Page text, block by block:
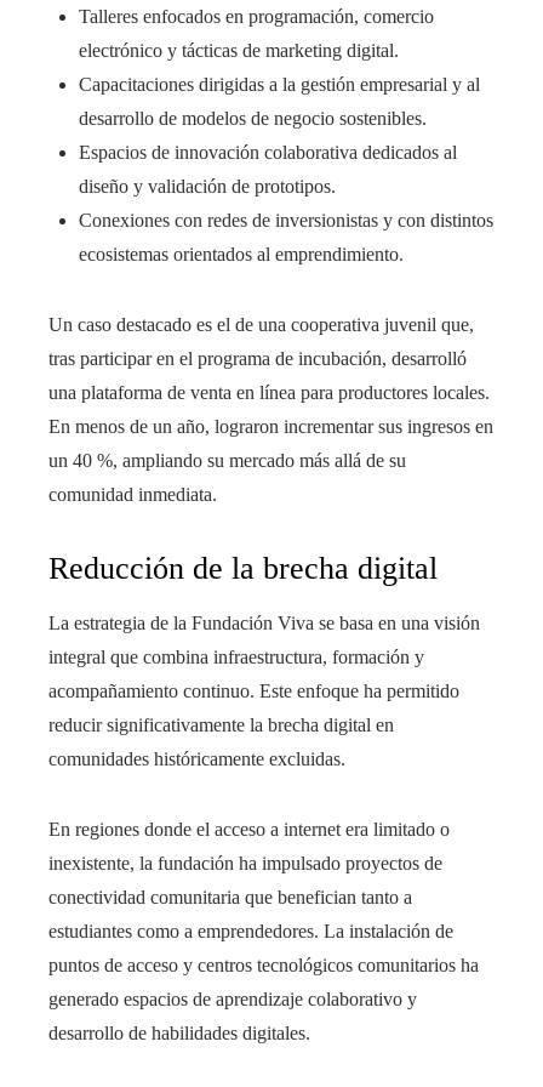
Talleres enfocados en programación, comercio
electrónico y tácticas de marketing digital.
Capacitaciones dirigidas a la gestión empresarial y al
desarrollo de modelos de negocio sostenibles.
Espacios de innovación colaborativa dedicados al
diseño y validación de prototipos.
Conexiones con redes de inversionistas y con distintos
ecosistemas orientados al emprendimiento.
Un caso destacado es el de una cooperativa juvenil que,
tras participar en el programa de incubación, desarrolló
una plataforma de venta en línea para productores locales.
En menos de un año, lograron incrementar sus ingresos en
un 40 %, ampliando su mercado más allá de su
comunidad inmediata.
Reducción de la brecha digital
La estrategia de la Fundación Viva se basa en una visión
integral que combina infraestructura, formación y
acompañamiento continuo. Este enfoque ha permitido
reducir significativamente la brecha digital en
comunidades históricamente excluidas.
En regiones donde el acceso a internet era limitado o
inexistente, la fundación ha impulsado proyectos de
conectividad comunitaria que benefician tanto a
estudiantes como a emprendedores. La instalación de
puntos de acceso y centros tecnológicos comunitarios ha
generado espacios de aprendizaje colaborativo y
desarrollo de habilidades digitales.